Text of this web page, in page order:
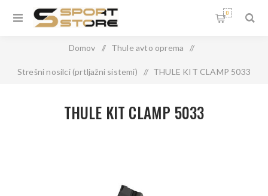
0
Domov / Thule avto oprema /
Strešni nosilci (prtljažni sistemi) / THULE KIT CLAMP 5033
THULE KIT CLAMP 5033